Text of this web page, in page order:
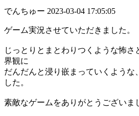
でんちゅー 2023-03-04 17:05:05
ゲーム実況させていただきました。
じっとりとまとわりつくような怖さ
界観に
だんだんと浸り嵌まっていくような
した。
素敵なゲームをありがとうございま